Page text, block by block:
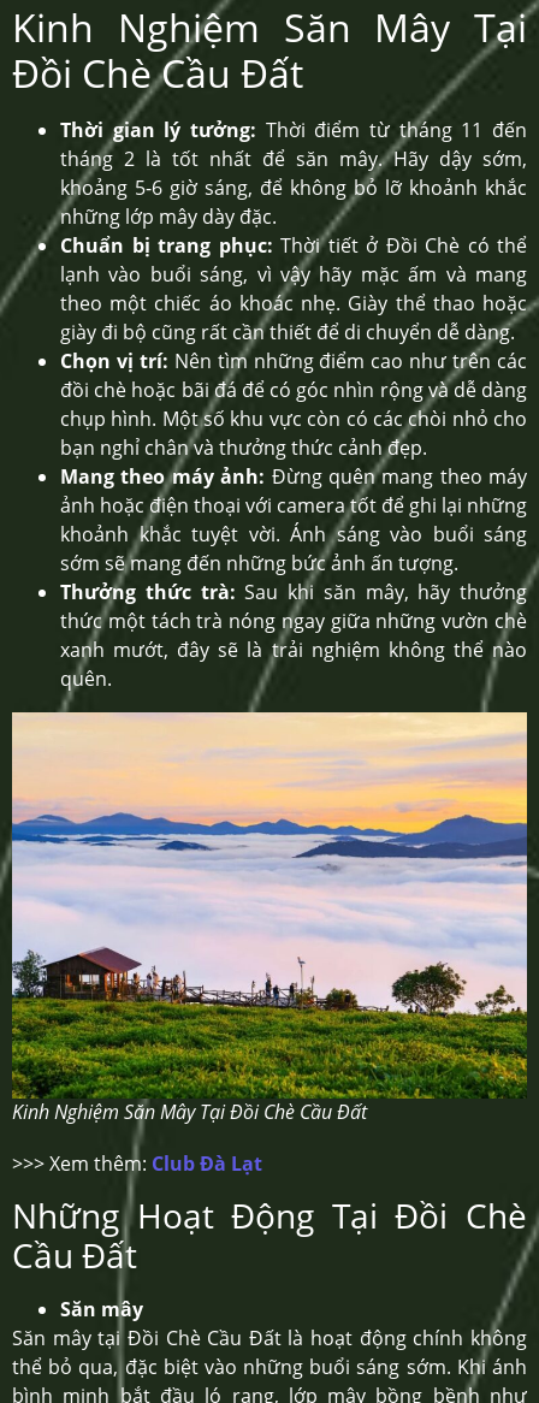
Kinh Nghiệm Săn Mây Tại
Đồi Chè Cầu Đất
Thời gian lý tưởng: Thời điểm từ tháng 11 đến
tháng 2 là tốt nhất để săn mây. Hãy dậy sớm,
khoảng 5-6 giờ sáng, để không bỏ lỡ khoảnh khắc
những lớp mây dày đặc.
Chuẩn bị trang phục: Thời tiết ở Đồi Chè có thể
lạnh vào buổi sáng, vì vậy hãy mặc ấm và mang
theo một chiếc áo khoác nhẹ. Giày thể thao hoặc
giày đi bộ cũng rất cần thiết để di chuyển dễ dàng.
Chọn vị trí: Nên tìm những điểm cao như trên các
đồi chè hoặc bãi đá để có góc nhìn rộng và dễ dàng
chụp hình. Một số khu vực còn có các chòi nhỏ cho
bạn nghỉ chân và thưởng thức cảnh đẹp.
Mang theo máy ảnh: Đừng quên mang theo máy
ảnh hoặc điện thoại với camera tốt để ghi lại những
khoảnh khắc tuyệt vời. Ánh sáng vào buổi sáng
sớm sẽ mang đến những bức ảnh ấn tượng.
Thưởng thức trà: Sau khi săn mây, hãy thưởng
thức một tách trà nóng ngay giữa những vườn chè
xanh mướt, đây sẽ là trải nghiệm không thể nào
quên.
Kinh Nghiệm Săn Mây Tại Đồi Chè Cầu Đất
>>> Xem thêm: Club Đà Lạt
Những Hoạt Động Tại Đồi Chè
Cầu Đất
Săn mây
Săn mây tại Đồi Chè Cầu Đất là hoạt động chính không
thể bỏ qua, đặc biệt vào những buổi sáng sớm. Khi ánh
bình minh bắt đầu ló rạng, lớp mây bồng bềnh như